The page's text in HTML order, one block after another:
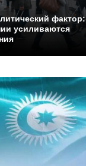
фактор:
усиливаются